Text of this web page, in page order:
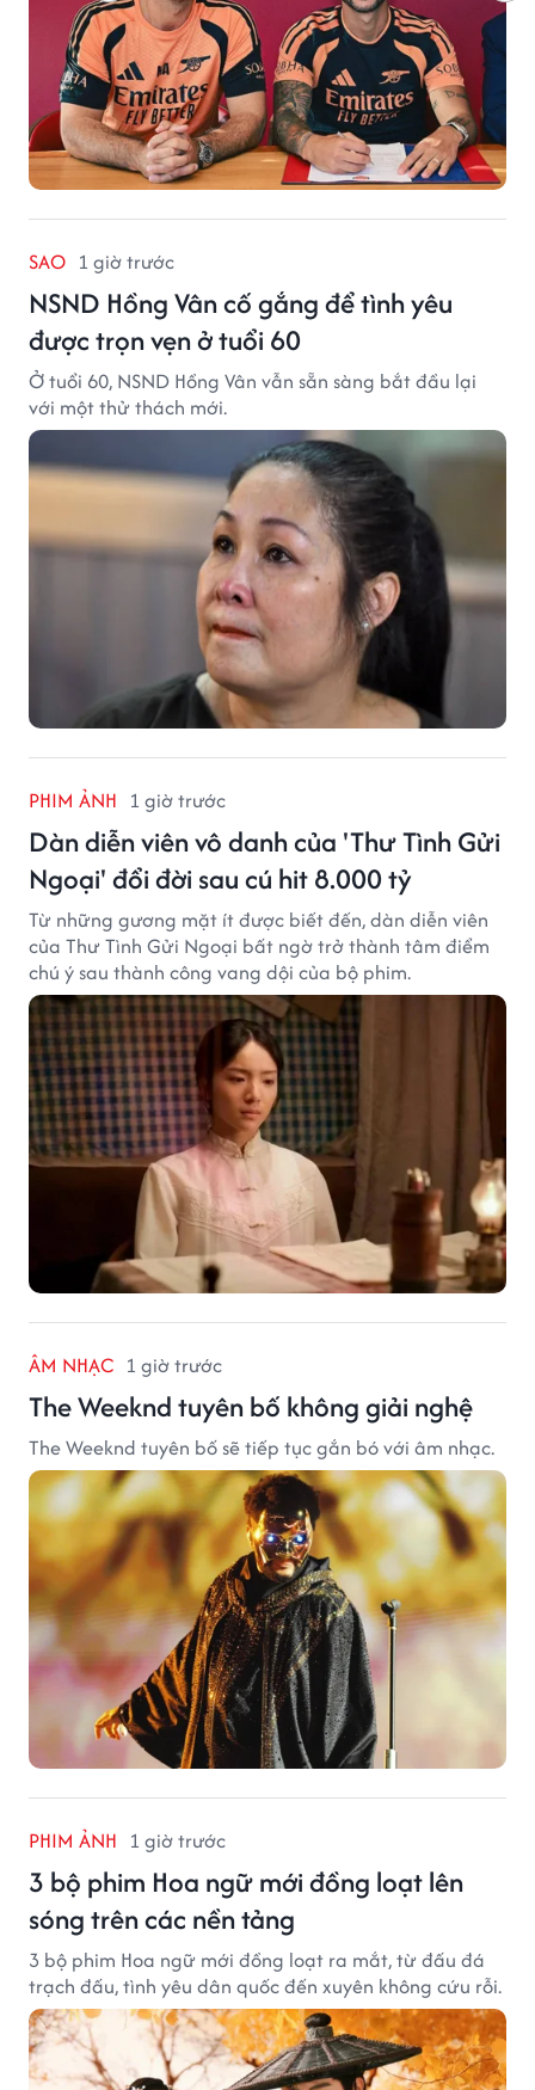
SAO 1 giờ trước
NSND Hồng Vân cố gắng để tình yêu
được trọn vẹn ở tuổi 60
Ở tuổi 60, NSND Hồng Vân vẫn sẵn sàng bắt đầu lại
với một thử thách mới.
PHIM ẢNH 1 giờ trước
Dàn diễn viên vô danh của 'Thư Tình Gửi
Ngoại' đổi đời sau cú hit 8.000 tỷ
Từ những gương mặt ít được biết đến, dàn diễn viên
của Thư Tình Gửi Ngoại bất ngờ trở thành tâm điểm
chú ý sau thành công vang dội của bộ phim.
ÂM NHẠC 1 giờ trước
The Weeknd tuyên bố không giải nghệ
The Weeknd tuyên bố sẽ tiếp tục gắn bó với âm nhạc.
PHIM ẢNH 1 giờ trước
3 bộ phim Hoa ngữ mới đồng loạt lên
sóng trên các nền tảng
3 bộ phim Hoa ngữ mới đồng loạt ra mắt, từ đấu đá
trạch đấu, tình yêu dân quốc đến xuyên không cứu rỗi.